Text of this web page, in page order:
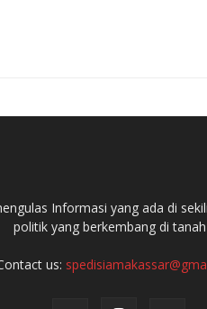
Informasi yang ada di
politik yang berkembang di
us: